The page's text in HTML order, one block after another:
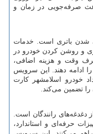
صرفه‌جویی در زمان و
شدن باتری است. خدمات
و روشن کردن خودرو در
وقت و هزینه اضافی،
ادامه دهند. این سرویس
خودرو اسلامشهر کارت
را تضمین می‌کند.
دغدغه‌های رانندگان است.
حرفه‌ای و استاندارد،